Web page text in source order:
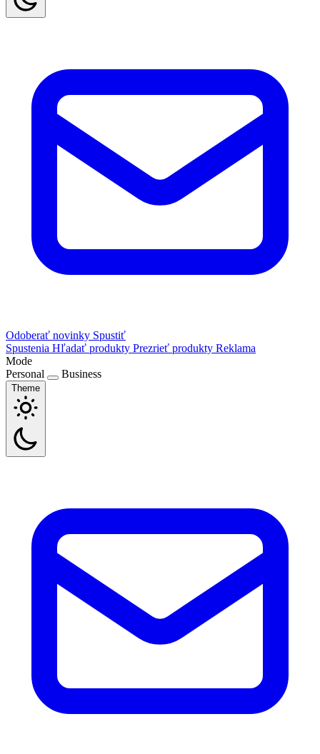
Odoberať novinky Spustiť
Spustenia Hľadať produkty Prezrieť produkty Reklama
Mode
Personal
Business
Theme